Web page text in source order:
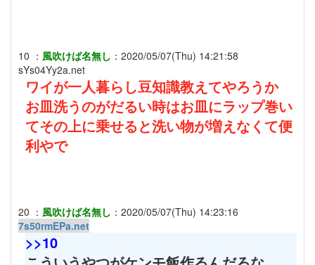
10 ： 風吹けば名無し ： 2020/05/07(Thu) 14:21:58
sYs04Yy2a.net
ワイが一人暮らし豆知識教えてやろうか
お皿洗うのがだるい時はお皿にラップ巻い
てその上に乗せると洗い物が増えなくて便
利やで
20 ： 風吹けば名無し ： 2020/05/07(Thu) 14:23:16
7s50rmEPa.net
>>10